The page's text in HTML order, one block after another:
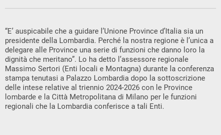
“E’ auspicabile che a guidare l’Unione Province d’Italia sia un
presidente della Lombardia. Perché la nostra regione è l’unica a
delegare alle Province una serie di funzioni che danno loro la
dignità che meritano”. Lo ha detto l’assessore regionale
Massimo Sertori (Enti locali e Montagna) durante la conferenza
stampa tenutasi a Palazzo Lombardia dopo la sottoscrizione
delle intese relative al triennio 2024-2026 con le Province
lombarde e la Città Metropolitana di Milano per le funzioni
regionali che la Lombardia conferisce a tali Enti.